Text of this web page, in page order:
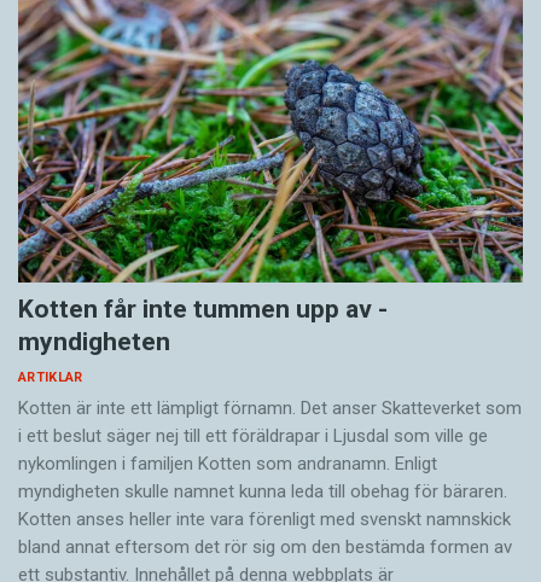
Kotten får inte tummen upp av ­
myndigheten
ARTIKLAR
Kotten är inte ett lämpligt förnamn. Det anser Skatte­verket som
i ett beslut säger nej till ett föräldra­par i Ljusdal som ville ge
nykomlingen i familjen Kotten som andranamn. Enligt
myndigheten skulle namnet kunna leda till obehag för bäraren.
Kotten anses heller inte vara förenligt med svenskt namnskick
bland annat eftersom det rör sig om den bestämda formen av
ett substantiv. Innehållet på denna webbplats är